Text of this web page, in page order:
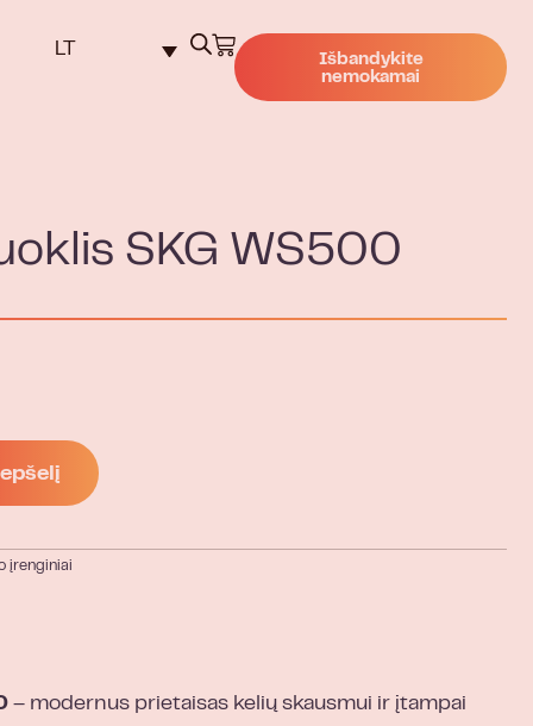
LT
Išbandykite
nemokamai
SKG WS500
įrenginiai
– modernus prietaisas kelių skausmui ir įtampai